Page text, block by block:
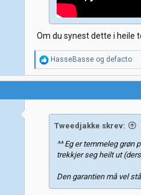
Om du synest dette i heile
R
e
a
s
o
HasseBasse og defacto
Tweedjakke skrev:
^^ Eg er temmeleg grøn
trekkjer seg heilt ut
Den garantien må vel